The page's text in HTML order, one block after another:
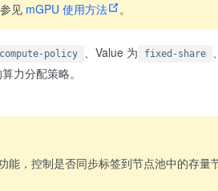
见 mGPU 使用方法 。
policy 、Value 为 fixed-share 、
力分配策略。
能，控制是否同步标签到节点池中的存量